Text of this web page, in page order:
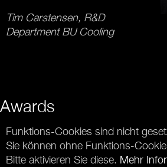
Tim Carstensen, R&D
Department BU Cooling
Awards
Funktions-Cookies sind nicht
Sie können ohne Funktions-
Bitte aktivieren Sie diese. Mehr